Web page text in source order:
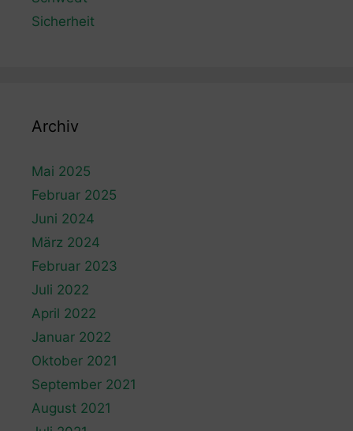
Sicherheit
Archiv
Mai 2025
Februar 2025
Juni 2024
März 2024
Februar 2023
Juli 2022
April 2022
Januar 2022
Oktober 2021
September 2021
August 2021